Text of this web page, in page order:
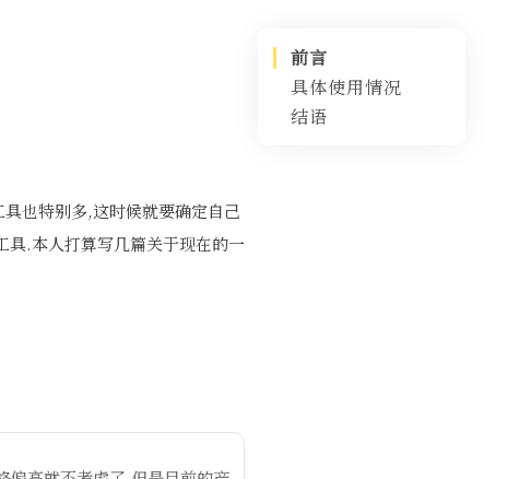
也特别多,这时候就要确定自己
具.本人打算写几篇关于现在的一
前言
具体使用情况
国外工具
结语